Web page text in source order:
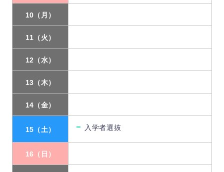
10（月）
11（火）
12（水）
13（木）
14（金）
15（土） 入学者選抜
16（日）